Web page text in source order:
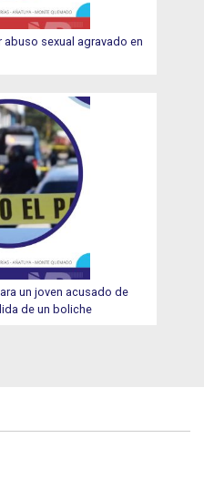
abuso sexual agravado en
un joven acusado de
de un boliche